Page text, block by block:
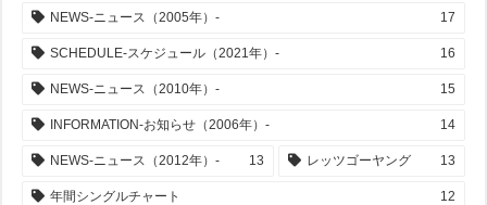
NEWS-ニュース（2005年）- 17
SCHEDULE-スケジュール（2021年）- 16
NEWS-ニュース（2010年）- 15
INFORMATION-お知らせ（2006年）- 14
NEWS-ニュース（2012年）- 13 レッツゴーヤング 13
年間シングルチャート 12